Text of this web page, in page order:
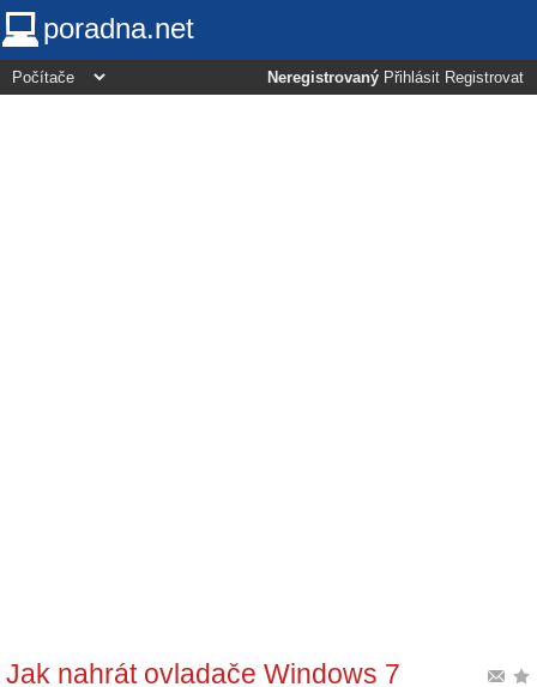
poradna.net
Neregistrovaný Přihlásit Registrovat
Jak nahrát ovladače Windows 7